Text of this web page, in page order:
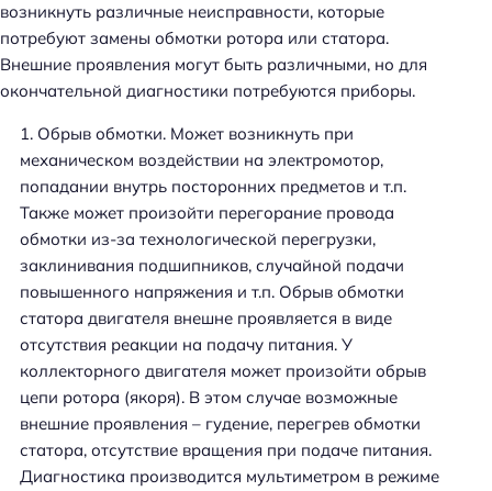
возникнуть различные неисправности, которые
потребуют замены обмотки ротора или статора.
Внешние проявления могут быть различными, но для
окончательной диагностики потребуются приборы.
Обрыв обмотки. Может возникнуть при
механическом воздействии на электромотор,
попадании внутрь посторонних предметов и т.п.
Также может произойти перегорание провода
обмотки из-за технологической перегрузки,
заклинивания подшипников, случайной подачи
повышенного напряжения и т.п. Обрыв обмотки
статора двигателя внешне проявляется в виде
отсутствия реакции на подачу питания. У
коллекторного двигателя может произойти обрыв
цепи ротора (якоря). В этом случае возможные
внешние проявления – гудение, перегрев обмотки
статора, отсутствие вращения при подаче питания.
Диагностика производится мультиметром в режиме